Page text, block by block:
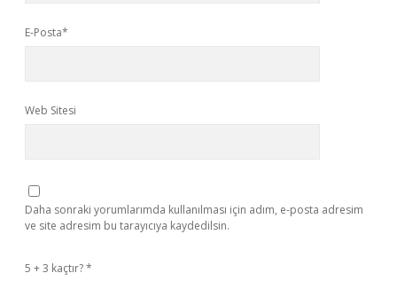
E-Posta*
Web Sitesi
Daha sonraki yorumlarımda kullanılması için adım, e-posta adresim
ve site adresim bu tarayıcıya kaydedilsin.
5 + 3 kaçtır?*